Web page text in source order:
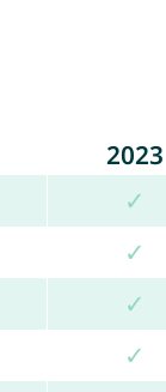
2023
✓
✓
✓
✓